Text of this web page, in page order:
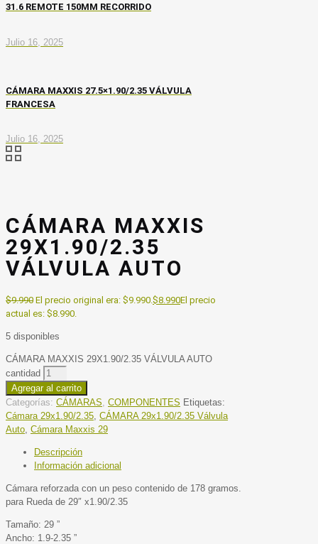
31.6 REMOTE 150MM RECORRIDO
Julio 16, 2025
CÁMARA MAXXIS 27.5×1.90/2.35 VÁLVULA
FRANCESA
Julio 16, 2025
CÁMARA MAXXIS
29X1.90/2.35
VÁLVULA AUTO
$9.990 El precio original era: $9.990.$8.990El precio
actual es: $8.990.
5 disponibles
CÁMARA MAXXIS 29X1.90/2.35 VÁLVULA AUTO
cantidad
Agregar al carrito
Categorías: CÁMARAS, COMPONENTES Etiquetas:
Cámara 29x1.90/2.35, CÁMARA 29x1.90/2.35 Válvula
Auto, Cámara Maxxis 29
Descripción
Información adicional
Cámara reforzada con un peso contenido de 178 gramos.
para Rueda de 29″ x1.90/2.35
Tamaño: 29 ”
Ancho: 1.9-2.35 ”